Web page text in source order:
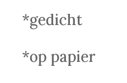
*gedicht
*op papier